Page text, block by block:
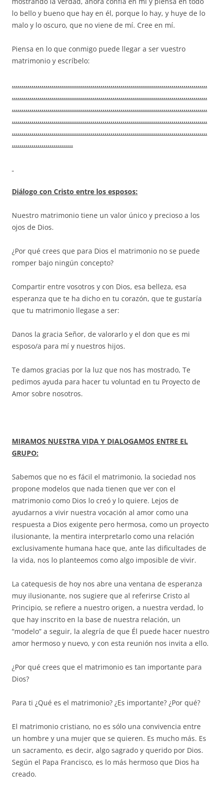
lo bello y bueno que hay en él, porque lo hay, y huye de lo
malo y lo oscuro, que no viene de mí. Cree en mí.
Piensa en lo que conmigo puede llegar a ser vuestro
matrimonio y escríbelo:
………………………………………………………………………………………
………………………………………………………………………………………
………………………………………………………………………………………
………………………………………………………………………………………
………………………………………………………………………………………
………………………….
Diálogo con Cristo entre los esposos:
Nuestro matrimonio tiene un valor único y precioso a los
ojos de Dios.
¿Por qué crees que para Dios el matrimonio no se puede
romper bajo ningún concepto?
Compartir entre vosotros y con Dios, esa belleza, esa
esperanza que te ha dicho en tu corazón, que te gustaría
que tu matrimonio llegase a ser:
Danos la gracia Señor, de valorarlo y el don que es mi
esposo/a para mí y nuestros hijos.
Te damos gracias por la luz que nos has mostrado, Te
pedimos ayuda para hacer tu voluntad en tu Proyecto de
Amor sobre nosotros.
MIRAMOS NUESTRA VIDA Y DIALOGAMOS ENTRE EL
GRUPO:
Sabemos que no es fácil el matrimonio, la sociedad nos
propone modelos que nada tienen que ver con el
matrimonio como Dios lo creó y lo quiere. Lejos de
ayudarnos a vivir nuestra vocación al amor como una
respuesta a Dios exigente pero hermosa, como un proyecto
ilusionante, la mentira interpretarlo como una relación
exclusivamente humana hace que, ante las dificultades de
la vida, nos lo planteemos como algo imposible de vivir.
La catequesis de hoy nos abre una ventana de esperanza
muy ilusionante, nos sugiere que al referirse Cristo al
Principio, se refiere a nuestro origen, a nuestra verdad, lo
que hay inscrito en la base de nuestra relación, un
“modelo” a seguir, la alegría de que Él puede hacer nuestro
amor hermoso y nuevo, y con esta reunión nos invita a ello.
¿Por qué crees que el matrimonio es tan importante para
Dios?
Para ti ¿Qué es el matrimonio? ¿Es importante? ¿Por qué?
El matrimonio cristiano, no es sólo una convivencia entre
un hombre y una mujer que se quieren. Es mucho más. Es
un sacramento, es decir, algo sagrado y querido por Dios.
Según el Papa Francisco, es lo más hermoso que Dios ha
creado.